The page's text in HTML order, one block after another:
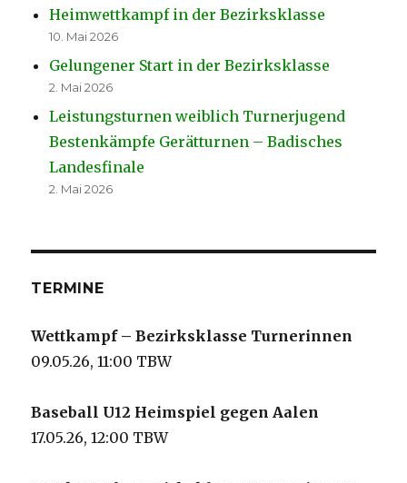
Heimwettkampf in der Bezirksklasse
10. Mai 2026
Gelungener Start in der Bezirksklasse
2. Mai 2026
Leistungsturnen weiblich Turnerjugend
Bestenkämpfe Gerätturnen – Badisches
Landesfinale
2. Mai 2026
TERMINE
Wettkampf – Bezirksklasse Turnerinnen
09.05.26, 11:00 TBW
Baseball U12 Heimspiel gegen Aalen
17.05.26, 12:00 TBW